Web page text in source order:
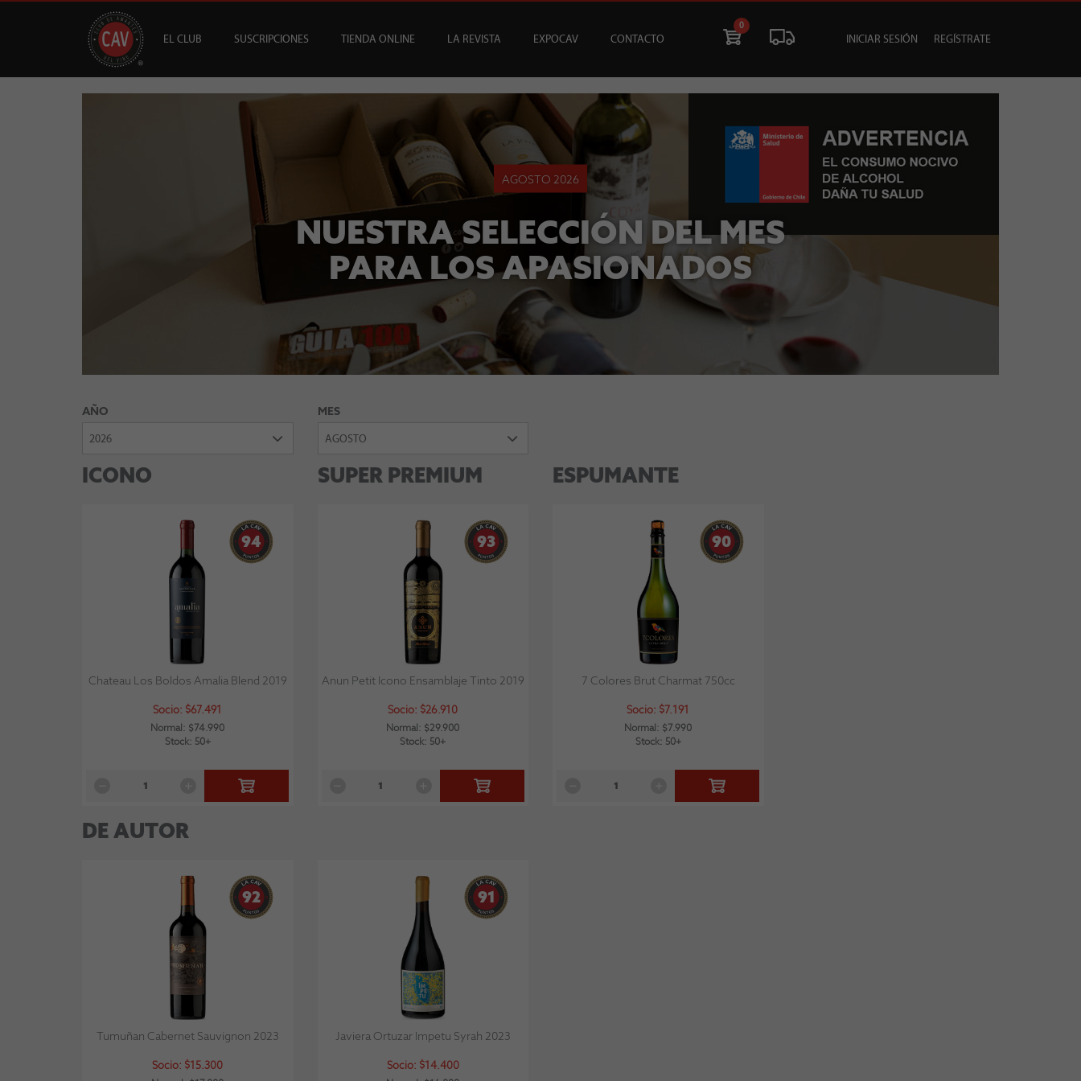
EL CLUB
CAV + BENEFICIOS VINOS DEL MES EVENTOS MESA DE CATA SOCIALES
SUSCRIPCIONES
SUSCRIPCIONES SUSCRIPCIONES ÍCONOS REGALAR SUSCRIPCIÓN
TIENDA ONLINE
OFERTAS DESTACADOS VINOS BAR CAV BAJOS Y SIN ALCOHOL LIQUIDACIÓN TU EVENTO
LA REVISTA
GUÍA MESA DE CATA ARTÍCULOS EDICIONES SOMMELIER
EXPOCAV CONTACTO
0
INICIAR SESIÓN REGÍSTRATE
AGOSTO 2026
NUESTRA SELECCIÓN DEL MES
PARA LOS APASIONADOS
AÑO
2026
MES
AGOSTO
ICONO
94
Chateau Los Boldos Amalia Blend 2019
Socio: $67.491
Normal: $74.990
Stock: 50+
SUPER PREMIUM
93
Anun Petit Icono Ensamblaje Tinto 2019
Socio: $26.910
Normal: $29.900
Stock: 50+
ESPUMANTE
90
7 Colores Brut Charmat 750cc
Socio: $7.191
Normal: $7.990
Stock: 50+
DE AUTOR
92
Tumuñan Cabernet Sauvignon 2023
Socio: $15.300
91
Javiera Ortuzar Impetu Syrah 2023
Socio: $14.400